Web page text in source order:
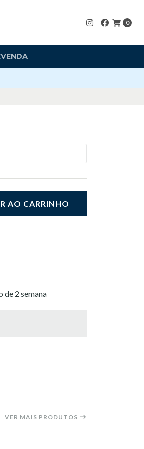
0
AO CARRINHO
de 2 semana
VER MAIS PRODUTOS